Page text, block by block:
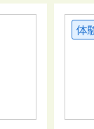
体